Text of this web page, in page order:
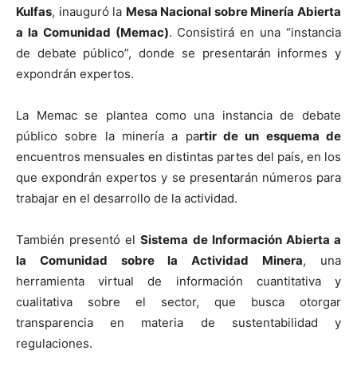
Kulfas, inauguró la Mesa Nacional sobre Minería Abierta
a la Comunidad (Memac). Consistirá en una “instancia
de debate público”, donde se presentarán informes y
expondrán expertos.
La Memac se plantea como una instancia de debate
público sobre la minería a partir de un esquema de
encuentros mensuales en distintas partes del país, en los
que expondrán expertos y se presentarán números para
trabajar en el desarrollo de la actividad.
También presentó elSistema de Información Abierta a
la Comunidad sobre la Actividad Minera, una
herramienta virtual de información cuantitativa y
cualitativa sobre el sector, que busca otorgar
transparencia en materia de sustentabilidad y
regulaciones.